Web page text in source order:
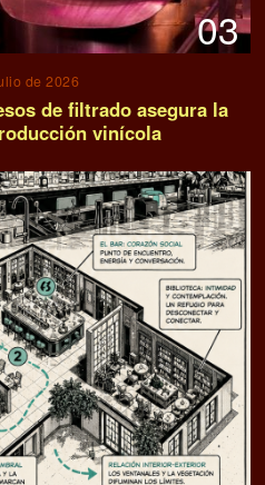
03
de 2026
de filtrado asegura la
vinícola